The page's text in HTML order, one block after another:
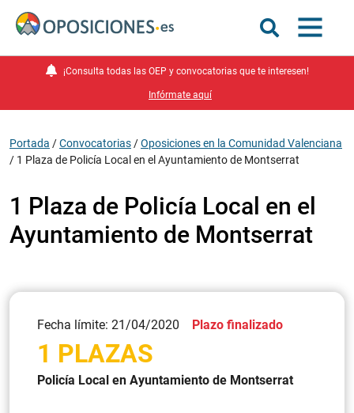
¡Consulta todas las OEP y convocatorias que te interesen!
Infórmate aquí
Portada /Convocatorias /Oposiciones en la Comunidad Valenciana
/ 1 Plaza de Policía Local en el Ayuntamiento de Montserrat
1 Plaza de Policía Local en el
Ayuntamiento de Montserrat
Fecha límite: 21/04/2020 Plazo finalizado
1 PLAZAS
Policía Local en Ayuntamiento de Montserrat